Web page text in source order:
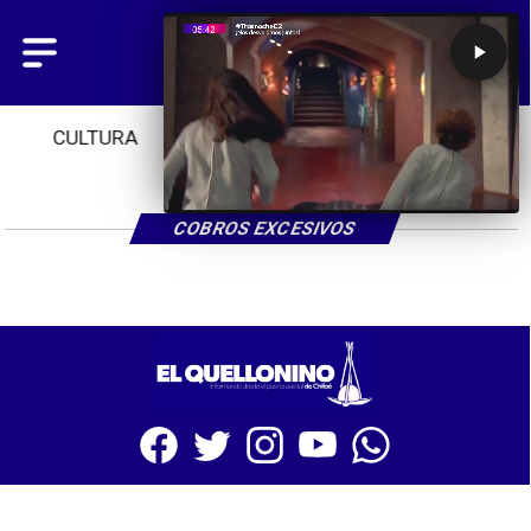
CULTURA TENDENCIAS INICIO
COBROS EXCESIVOS